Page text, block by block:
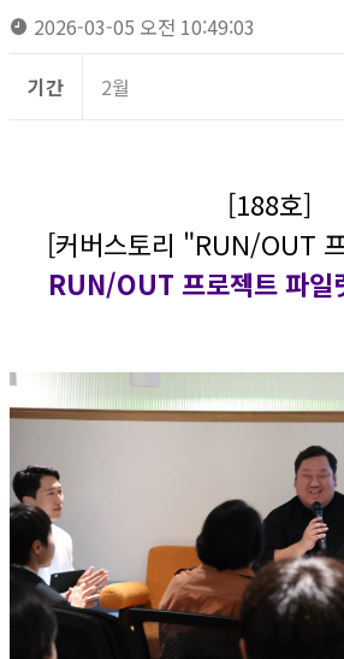
2026-03-05 오전 10:49:03
기간 2월
[188호]
[커버스토리 "RUN/OUT
RUN/OUT 프로젝트 파일